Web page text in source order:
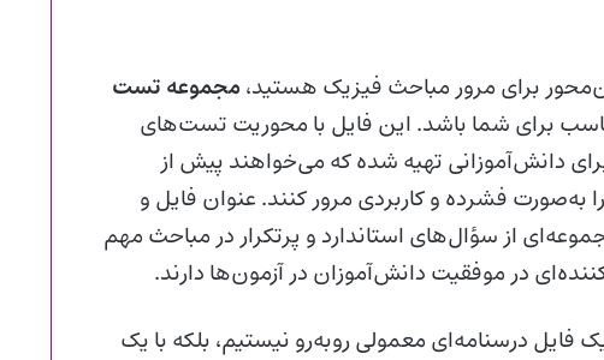
برای مرور مباحث فیزیک هستید، مجموعه تست
برای شما باشد. این فایل با محوریت تست‌های
دانش‌آموزانی تهیه شده که می‌خواهند پیش از
به‌صورت فشرده و کاربردی مرور کنند. عنوان فایل و
از سؤال‌های استاندارد و پرتکرار در مباحث مهم
در موفقیت دانش‌آموزان در آزمون‌ها دارند.
درسنامه‌ای معمولی روبه‌رو نیستیم، بلکه با یک